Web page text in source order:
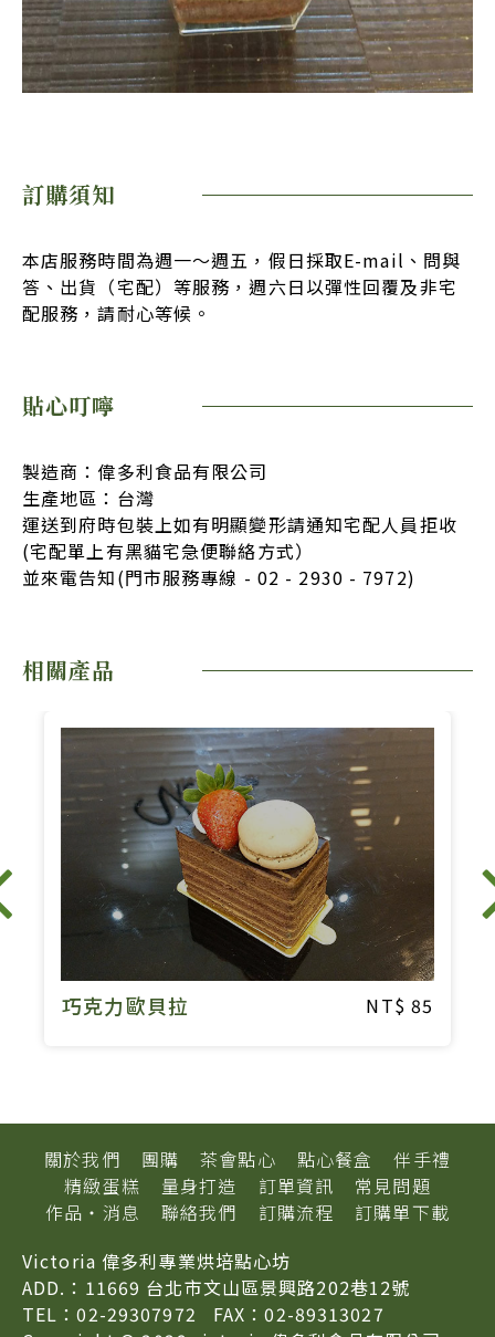
訂購須知
本店服務時間為週一～週五，假日採取E-mail、問與
答、出貨（宅配）等服務，週六日以彈性回覆及非宅
配服務，請耐心等候。
貼心叮嚀
製造商：偉多利食品有限公司
生產地區：台灣
運送到府時包裝上如有明顯變形請通知宅配人員拒收
(宅配單上有黑貓宅急便聯絡方式）
並來電告知(門市服務專線 - 02 - 2930 - 7972)
相關產品
巧克力歐貝拉 85
關於我們 團購 茶會點心 點心餐盒
伴手禮
精緻蛋糕
量身打造 訂單資訊
常見問題
作品‧消息
聯絡我們 訂購流程
訂購單下載
Victoria 偉多利專業烘培點心坊
ADD.：11669 台北市文山區景興路202巷12號
TEL：02-29307972
FAX：02-89313027